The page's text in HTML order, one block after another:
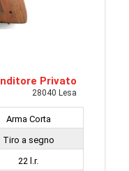
Privato
28040 Lesa
Arma Corta
Tiro a segno
22 l.r.